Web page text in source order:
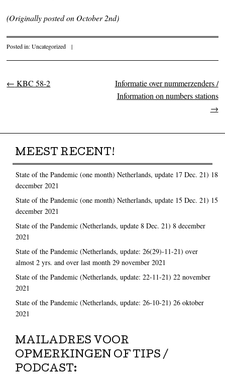
(Originally posted on October 2nd)
Posted in:Uncategorized |
Post navigation
← KBC 58-2
Informatie over nummerzenders /
Information on numbers stations
→
MEEST RECENT!
State of the Pandemic (one month) Netherlands, update 17 Dec. 21) 18
december 2021
State of the Pandemic (one month) Netherlands, update 15 Dec. 21) 15
december 2021
State of the Pandemic (Netherlands, update 8 Dec. 21) 8 december
2021
State of the Pandemic (Netherlands, update: 26(29)-11-21) over
almost 2 yrs. and over last month 29 november 2021
State of the Pandemic (Netherlands, update: 22-11-21) 22 november
2021
State of the Pandemic (Netherlands, update: 26-10-21) 26 oktober
2021
MAILADRES VOOR
OPMERKINGEN OF TIPS /
PODCAST: